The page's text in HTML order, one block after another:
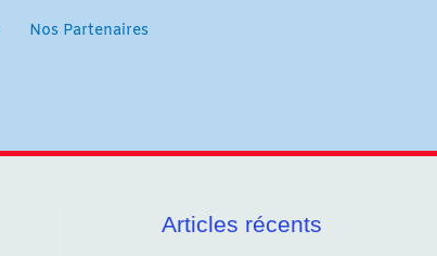
Nos Partenaires
Articles récents